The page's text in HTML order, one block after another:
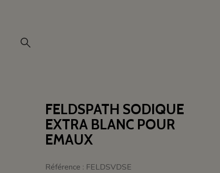
FELDSPATH SODIQUE
EXTRA BLANC POUR
EMAUX
Référence : FELDSVDSE